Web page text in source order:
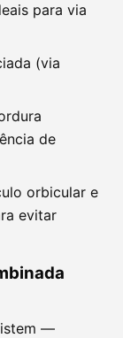
para via
(via
de
orbicular e
evitar
—